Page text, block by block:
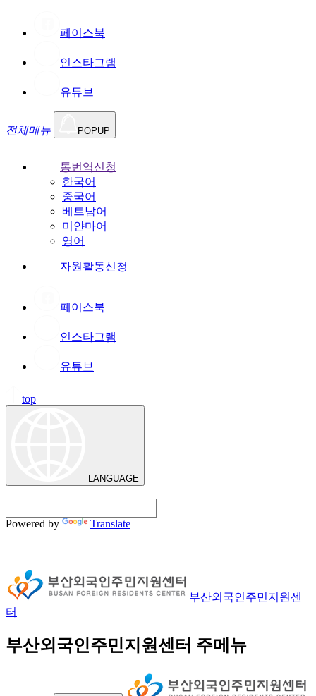
페이스북
인스타그램
유튜브
전체메뉴 POPUP
통번역신청
한국어
중국어
베트남어
미얀마어
영어
자원활동신청
페이스북
인스타그램
유튜브
top
LANGUAGE
Powered by Translate
부산외국인주민지원센
터
부산외국인주민지원센터 주메뉴